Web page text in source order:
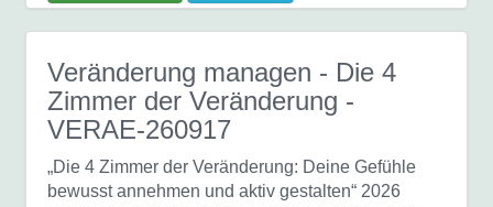
Veränderung managen - Die 4
Zimmer der Veränderung -
VERAE-260917
„Die 4 Zimmer der Veränderung: Deine Gefühle
bewusst annehmen und aktiv gestalten“ 2026